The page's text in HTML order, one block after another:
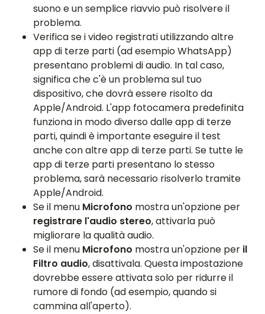
suono e un semplice riavvio può risolvere il
problema.
Verifica se i video registrati utilizzando altre
app di terze parti (ad esempio WhatsApp)
presentano problemi di audio. In tal caso,
significa che c'è un problema sul tuo
dispositivo, che dovrà essere risolto da
Apple/Android. L'app fotocamera predefinita
funziona in modo diverso dalle app di terze
parti, quindi è importante eseguire il test
anche con altre app di terze parti. Se tutte le
app di terze parti presentano lo stesso
problema, sarà necessario risolverlo tramite
Apple/Android.
Se il menu Microfono mostra un'opzione per
registrare l'audio stereo, attivarla può
migliorare la qualità audio.
Se il menu Microfono mostra un'opzione per il
Filtro audio, disattivala. Questa impostazione
dovrebbe essere attivata solo per ridurre il
rumore di fondo (ad esempio, quando si
cammina all'aperto).